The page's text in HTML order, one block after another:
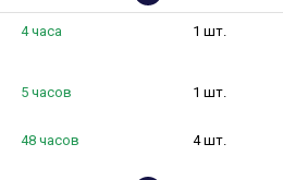
4 часа 1 шт.
5 часов 1 шт.
48 часов 4 шт.